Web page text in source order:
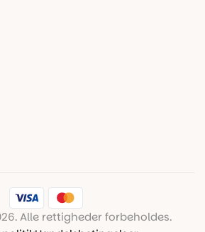
Alle rettigheder forbeholdes.